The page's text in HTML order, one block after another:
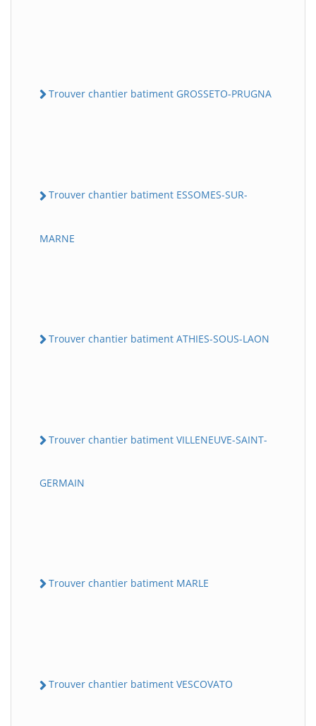
Trouver chantier batiment GROSSETO-PRUGNA
Trouver chantier batiment ESSOMES-SUR-
MARNE
Trouver chantier batiment ATHIES-SOUS-LAON
Trouver chantier batiment VILLENEUVE-SAINT-
GERMAIN
Trouver chantier batiment MARLE
Trouver chantier batiment VESCOVATO